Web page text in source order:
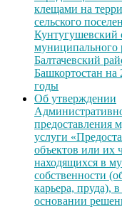
клещами на
сельского
Кунтугушевский
муниципального
Балтачевский
Башкортостан на
годы
Об утверждении
предоставления
услуги
объектов или их
находящихся в
собственности
карьера, пруда),
основании